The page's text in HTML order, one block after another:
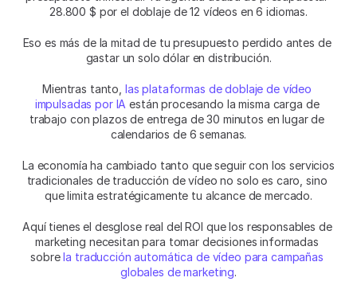
28.800 $ por el doblaje de 12 vídeos en 6 idiomas.
Eso es más de la mitad de tu presupuesto perdido antes de
gastar un solo dólar en distribución.
Mientras tanto, las plataformas de doblaje de vídeo
impulsadas por IA están procesando la misma carga de
trabajo con plazos de entrega de 30 minutos en lugar de
calendarios de 6 semanas.
La economía ha cambiado tanto que seguir con los servicios
tradicionales de traducción de vídeo no solo es caro, sino
que limita estratégicamente tu alcance de mercado.
Aquí tienes el desglose real del ROI que los responsables de
marketing necesitan para tomar decisiones informadas
sobre la traducción automática de vídeo para campañas
globales de marketing.